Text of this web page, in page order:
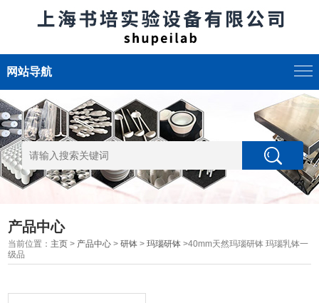
网站导航
产品中心
当前位置： 主页 > 产品中心 >研钵 >玛瑙研钵 >40mm天然玛瑙研钵 玛瑙乳钵一
级品